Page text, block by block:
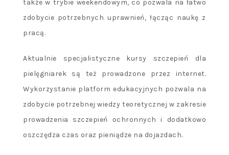
także w trybie weekendowym, co pozwala na łatwo
zdobycie potrzebnych uprawnień, łącząc naukę z
pracą.
Aktualnie specjalistyczne kursy szczepień dla
pielęgniarek są też prowadzone przez internet.
Wykorzystanie platform edukacyjnych pozwala na
zdobycie potrzebnej wiedzy teoretycznej w zakresie
prowadzenia szczepień ochronnych i dodatkowo
oszczędza czas oraz pieniądze na dojazdach.